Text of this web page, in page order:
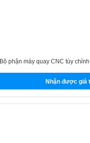
Bộ phận máy quay CNC tùy
Nhận được giá